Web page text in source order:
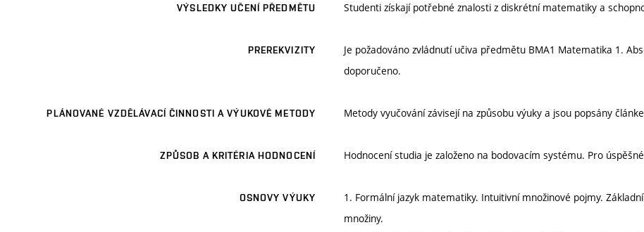
VÝSLEDKY UČENÍ PŘEDMĚTU Studenti získají potřebné znalosti z diskrétní matematiky a
PREREKVIZITY
Je požadováno zvládnutí učiva předmětu BMA1 Matematika 1.
doporučeno.
PLÁNOVANÉ VZDĚLÁVACÍ ČINNOSTI A VÝUKOVÉ METODY Metody vyučování závisejí na způsobu výuky a jsou popsány
ZPŮSOB A KRITÉRIA HODNOCENÍ Hodnocení studia je založeno na bodovacím systému. Pro
OSNOVY VÝUKY
1. Formální jazyk matematiky. Intuitivní množinové pojmy.
množiny.